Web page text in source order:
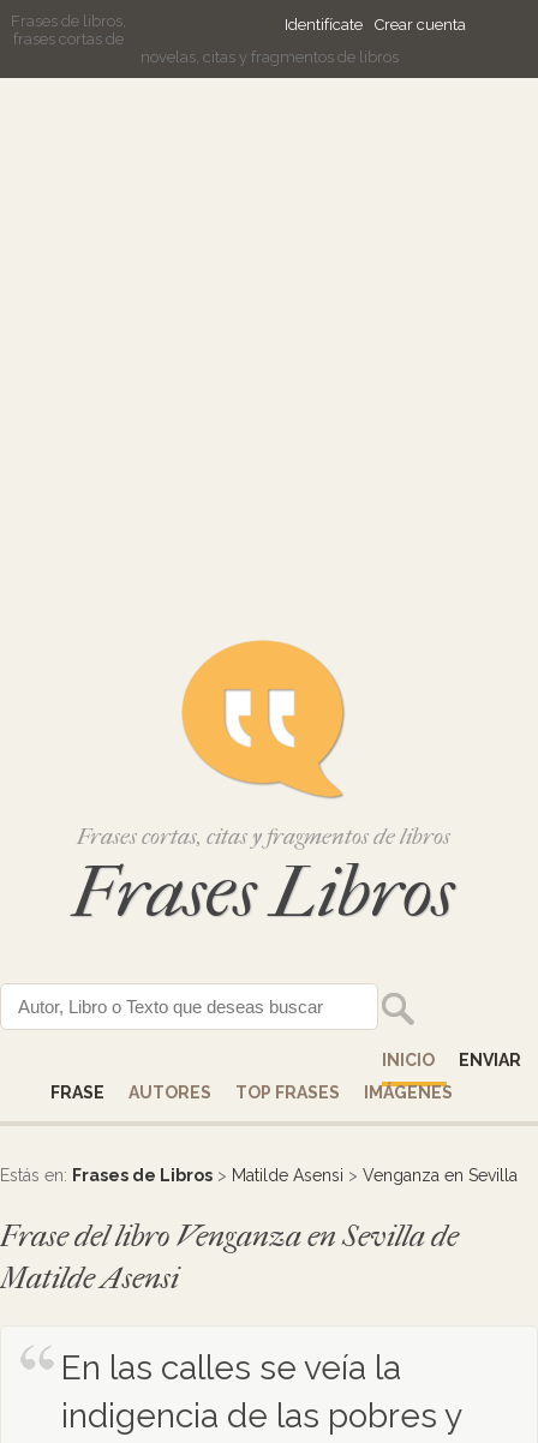
Identifícate Crear cuenta
Frases de libros,
frases cortas de
novelas, citas y fragmentos de libros
Frases cortas, citas y fragmentos de libros
Frases Libros
INICIO
ENVIAR
FRASE
AUTORES TOP FRASES IMÁGENES
Estás en: Frases de Libros > Matilde Asensi > Venganza en Sevilla
Frase del libro Venganza en Sevilla de
Matilde Asensi
En las calles se veía la
indigencia de las pobres y